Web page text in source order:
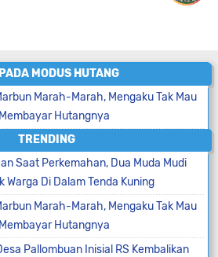
MODUS HUTANG
Marah-Marah, Mengaku Tak Mau
Membayar Hutangnya
TRENDING
Saat Perkemahan, Dua Muda Mudi
Warga Di Dalam Tenda Kuning
Marah-Marah, Mengaku Tak Mau
Membayar Hutangnya
Pallombuan Inisial RS Kembalikan